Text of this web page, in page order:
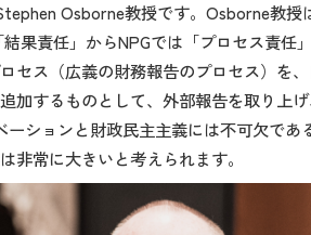
Osborne教授です。Osborne教
果責任」からNPGでは「プロセス責任
ス（広義の財務報告のプロセス）を
加するものとして、外部報告を取り上
ションと財政民主主義には不可欠で
常に大きいと考えられます。